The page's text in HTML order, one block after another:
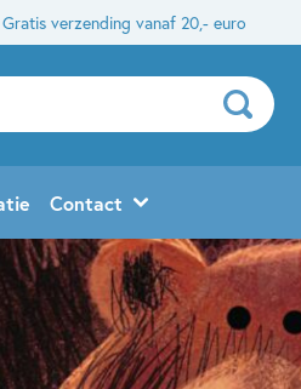
Gratis verzending vanaf 20,- euro
Contact